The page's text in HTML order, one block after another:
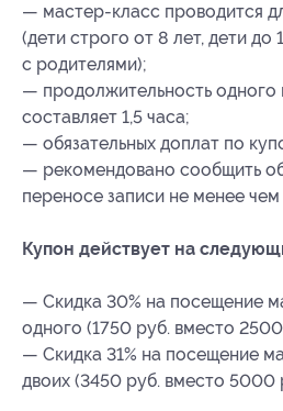
— мастер-класс проводится
(дети строго от 8 лет, дети до
с родителями);
— продолжительность одного
составляет 1,5 часа;
— обязательных доплат по
— рекомендовано сообщить
переносе записи не менее чем
Купон действует на
— Скидка 30% на посещение
одного (1750 руб. вместо
— Скидка 31% на посещение
двоих (3450 руб. вместо 5000